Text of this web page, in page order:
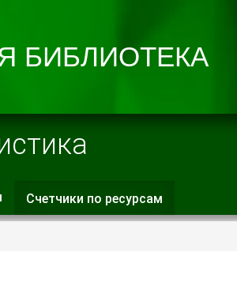
Счетчики по ресурсам
вкладка)